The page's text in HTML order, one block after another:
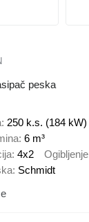
peska
250 k.s. (184 kW)
6 m³
4x2 Ogibljenje
Schmidt